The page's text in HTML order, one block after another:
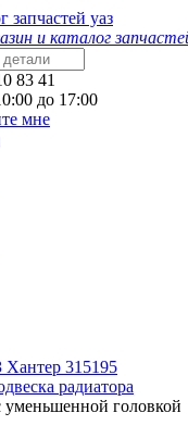
и каталог
83 41
до 17:00
мне
Хантер 315195
радиатора
головкой